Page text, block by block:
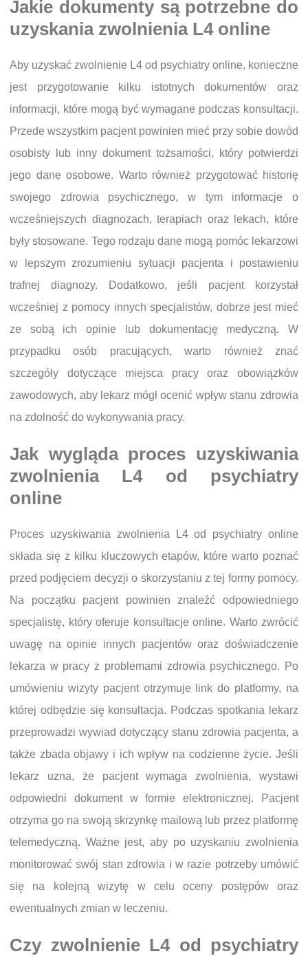
Jakie dokumenty są potrzebne do
uzyskania zwolnienia L4 online
Aby uzyskać zwolnienie L4 od psychiatry online, konieczne
jest przygotowanie kilku istotnych dokumentów oraz
informacji, które mogą być wymagane podczas konsultacji.
Przede wszystkim pacjent powinien mieć przy sobie dowód
osobisty lub inny dokument tożsamości, który potwierdzi
jego dane osobowe. Warto również przygotować historię
swojego zdrowia psychicznego, w tym informacje o
wcześniejszych diagnozach, terapiach oraz lekach, które
były stosowane. Tego rodzaju dane mogą pomóc lekarzowi
w lepszym zrozumieniu sytuacji pacjenta i postawieniu
trafnej diagnozy. Dodatkowo, jeśli pacjent korzystał
wcześniej z pomocy innych specjalistów, dobrze jest mieć
ze sobą ich opinie lub dokumentację medyczną. W
przypadku osób pracujących, warto również znać
szczegóły dotyczące miejsca pracy oraz obowiązków
zawodowych, aby lekarz mógł ocenić wpływ stanu zdrowia
na zdolność do wykonywania pracy.
Jak wygląda proces uzyskiwania
zwolnienia L4 od psychiatry
online
Proces uzyskiwania zwolnienia L4 od psychiatry online
składa się z kilku kluczowych etapów, które warto poznać
przed podjęciem decyzji o skorzystaniu z tej formy pomocy.
Na początku pacjent powinien znaleźć odpowiedniego
specjalistę, który oferuje konsultacje online. Warto zwrócić
uwagę na opinie innych pacjentów oraz doświadczenie
lekarza w pracy z problemami zdrowia psychicznego. Po
umówieniu wizyty pacjent otrzymuje link do platformy, na
której odbędzie się konsultacja. Podczas spotkania lekarz
przeprowadzi wywiad dotyczący stanu zdrowia pacjenta, a
także zbada objawy i ich wpływ na codzienne życie. Jeśli
lekarz uzna, że pacjent wymaga zwolnienia, wystawi
odpowiedni dokument w formie elektronicznej. Pacjent
otrzyma go na swoją skrzynkę mailową lub przez platformę
telemedyczną. Ważne jest, aby po uzyskaniu zwolnienia
monitorować swój stan zdrowia i w razie potrzeby umówić
się na kolejną wizytę w celu oceny postępów oraz
ewentualnych zmian w leczeniu.
Czy zwolnienie L4 od psychiatry